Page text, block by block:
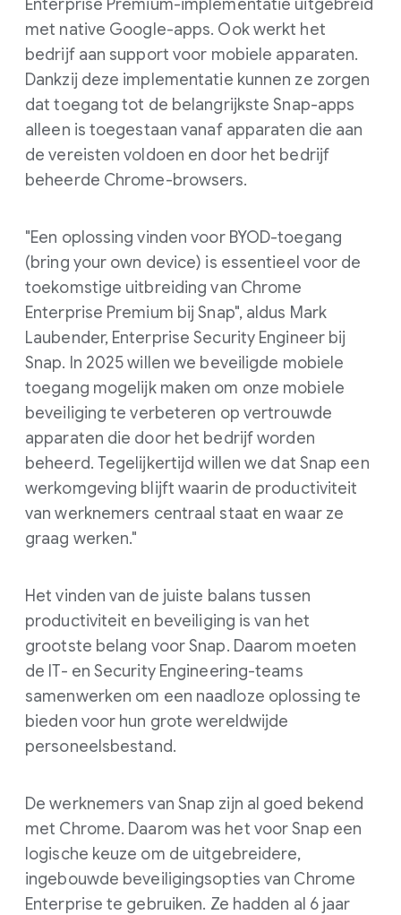
Enterprise Premium-implementatie uitgebreid
met native Google-apps. Ook werkt het
bedrijf aan support voor mobiele apparaten.
Dankzij deze implementatie kunnen ze zorgen
dat toegang tot de belangrijkste Snap-apps
alleen is toegestaan vanaf apparaten die aan
de vereisten voldoen en door het bedrijf
beheerde Chrome-browsers.
"Een oplossing vinden voor BYOD-toegang
(bring your own device) is essentieel voor de
toekomstige uitbreiding van Chrome
Enterprise Premium bij Snap", aldus Mark
Laubender, Enterprise Security Engineer bij
Snap. In 2025 willen we beveiligde mobiele
toegang mogelijk maken om onze mobiele
beveiliging te verbeteren op vertrouwde
apparaten die door het bedrijf worden
beheerd. Tegelijkertijd willen we dat Snap een
werkomgeving blijft waarin de productiviteit
van werknemers centraal staat en waar ze
graag werken."
Het vinden van de juiste balans tussen
productiviteit en beveiliging is van het
grootste belang voor Snap. Daarom moeten
de IT- en Security Engineering-teams
samenwerken om een naadloze oplossing te
bieden voor hun grote wereldwijde
personeelsbestand.
De werknemers van Snap zijn al goed bekend
met Chrome. Daarom was het voor Snap een
logische keuze om de uitgebreidere,
ingebouwde beveiligingsopties van Chrome
Enterprise te gebruiken. Ze hadden al 6 jaar